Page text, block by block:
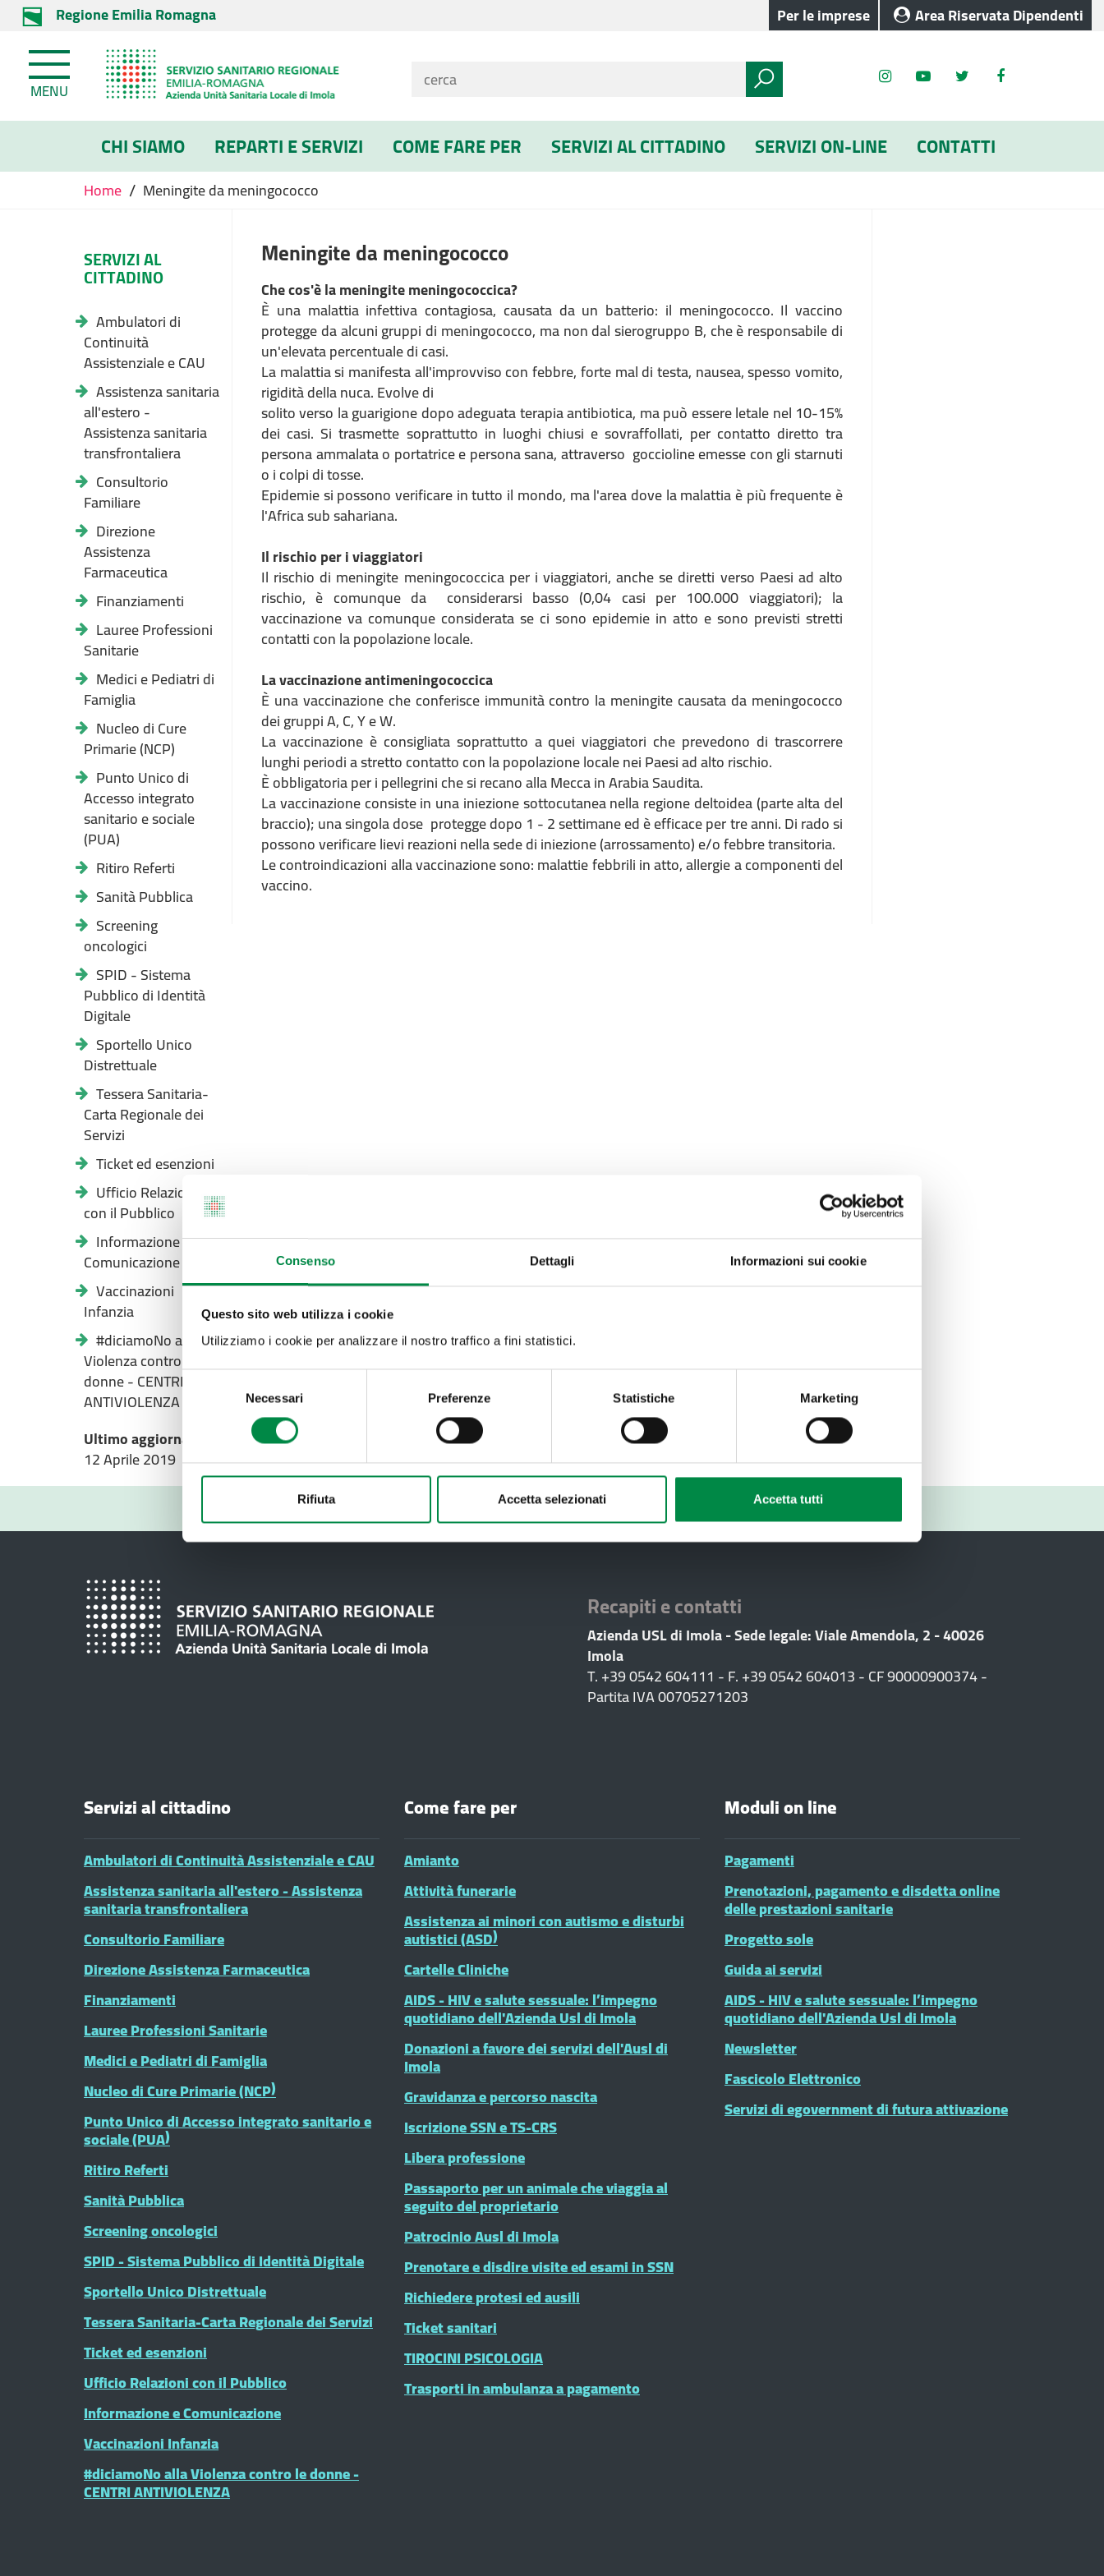
Consenso Dettagli Informazioni sui cookie
Questo sito web utilizza i cookie
Utilizziamo i cookie per analizzare il nostro traffico a fini statistici.
Selezione
Necessari Preferenze Statistiche Marketing
Rifiuta Accetta selezionati Accetta tutti
Regione Emilia Romagna Per le imprese Area Riservata Dipendenti
MENU
CHI SIAMO REPARTI E SERVIZI COME FARE PER SERVIZI AL CITTADINO SERVIZI ON-LINE CONTATTI
Home / Meningite da meningococco
SERVIZI AL
CITTADINO
Ambulatori di
Continuità
Assistenziale e CAU
Assistenza sanitaria
all'estero -
Assistenza sanitaria
transfrontaliera
Consultorio
Familiare
Direzione
Assistenza
Farmaceutica
Finanziamenti
Lauree Professioni
Sanitarie
Medici e Pediatri di
Famiglia
Nucleo di Cure
Primarie (NCP)
Punto Unico di
Accesso integrato
sanitario e sociale
(PUA)
Ritiro Referti
Sanità Pubblica
Screening
oncologici
SPID - Sistema
Pubblico di Identità
Digitale
Sportello Unico
Distrettuale
Tessera Sanitaria-
Carta Regionale dei
Servizi
Ticket ed esenzioni
Ufficio Relazioni
con il Pubblico
Informazione e
Comunicazione
Vaccinazioni
Infanzia
#diciamoNo alla
Violenza contro le
donne - CENTRI
ANTIVIOLENZA
Meningite da meningococco
Che cos'è la meningite meningococcica?
È una malattia infettiva contagiosa, causata da un batterio: il meningococco. Il vaccino
protegge da alcuni gruppi di meningococco, ma non dal sierogruppo B, che è responsabile di
un'elevata percentuale di casi.
La malattia si manifesta all'improvviso con febbre, forte mal di testa, nausea, spesso vomito,
rigidità della nuca. Evolve di
solito verso la guarigione dopo adeguata terapia antibiotica, ma può essere letale nel 10-15%
dei casi. Si trasmette soprattutto in luoghi chiusi e sovraffollati, per contatto diretto tra
persona ammalata o portatrice e persona sana, attraverso goccioline emesse con gli starnuti
o i colpi di tosse.
Epidemie si possono verificare in tutto il mondo, ma l'area dove la malattia è più frequente è
l'Africa sub sahariana.
Il rischio per i viaggiatori
Il rischio di meningite meningococcica per i viaggiatori, anche se diretti verso Paesi ad alto
rischio, è comunque da considerarsi basso (0,04 casi per 100.000 viaggiatori); la
vaccinazione va comunque considerata se ci sono epidemie in atto e sono previsti stretti
contatti con la popolazione locale.
La vaccinazione antimeningococcica
È una vaccinazione che conferisce immunità contro la meningite causata da meningococco
dei gruppi A, C, Y e W.
La vaccinazione è consigliata soprattutto a quei viaggiatori che prevedono di trascorrere
lunghi periodi a stretto contatto con la popolazione locale nei Paesi ad alto rischio.
È obbligatoria per i pellegrini che si recano alla Mecca in Arabia Saudita.
La vaccinazione consiste in una iniezione sottocutanea nella regione deltoidea (parte alta del
braccio); una singola dose protegge dopo 1 - 2 settimane ed è efficace per tre anni. Di rado si
possono verificare lievi reazioni nella sede di iniezione (arrossamento) e/o febbre transitoria.
Le controindicazioni alla vaccinazione sono: malattie febbrili in atto, allergie a componenti del
vaccino.
Ultimo aggiornamento pagina:
12 Aprile 2019
Valuta questo sito: RISPONDI AL QUESTIONARIO
Recapiti e contatti
Azienda USL di Imola - Sede legale: Viale Amendola, 2 - 40026
Imola
T. +39 0542 604111 - F. +39 0542 604013 - CF 90000900374 -
Partita IVA 00705271203
Servizi al cittadino
Ambulatori di Continuità Assistenziale e CAU
Assistenza sanitaria all'estero - Assistenza
sanitaria transfrontaliera
Consultorio Familiare
Direzione Assistenza Farmaceutica
Finanziamenti
Lauree Professioni Sanitarie
Medici e Pediatri di Famiglia
Nucleo di Cure Primarie (NCP)
Punto Unico di Accesso integrato sanitario e
sociale (PUA)
Ritiro Referti
Sanità Pubblica
Screening oncologici
SPID - Sistema Pubblico di Identità Digitale
Sportello Unico Distrettuale
Tessera Sanitaria-Carta Regionale dei Servizi
Ticket ed esenzioni
Ufficio Relazioni con il Pubblico
Informazione e Comunicazione
Vaccinazioni Infanzia
#diciamoNo alla Violenza contro le donne -
CENTRI ANTIVIOLENZA
Come fare per
Amianto
Attività funerarie
Assistenza ai minori con autismo e disturbi
autistici (ASD)
Cartelle Cliniche
AIDS - HIV e salute sessuale: l’impegno
quotidiano dell'Azienda Usl di Imola
Donazioni a favore dei servizi dell'Ausl di
Imola
Gravidanza e percorso nascita
Iscrizione SSN e TS-CRS
Libera professione
Passaporto per un animale che viaggia al
seguito del proprietario
Patrocinio Ausl di Imola
Prenotare e disdire visite ed esami in SSN
Richiedere protesi ed ausili
Ticket sanitari
TIROCINI PSICOLOGIA
Trasporti in ambulanza a pagamento
Moduli on line
Pagamenti
Prenotazioni, pagamento e disdetta online
delle prestazioni sanitarie
Progetto sole
Guida ai servizi
AIDS - HIV e salute sessuale: l’impegno
quotidiano dell'Azienda Usl di Imola
Newsletter
Fascicolo Elettronico
Servizi di egovernment di futura attivazione